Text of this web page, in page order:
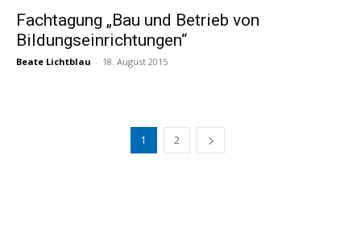
Fachtagung „Bau und Betrieb von
Bildungseinrichtungen“
Beate Lichtblau - 18. August 2015
1 2